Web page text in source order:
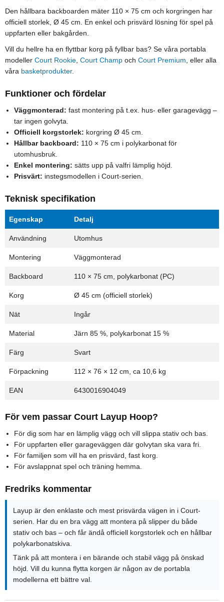
Den hållbara backboarden mäter 110 × 75 cm och korgringen har
officiell storlek, Ø 45 cm. En enkel och prisvärd lösning för spel på
uppfarten eller bakgården.
Vill du hellre ha en flyttbar korg på fyllbar bas? Se våra portabla
modeller Court Rookie, Court Champ och Court Premium, eller alla
våra basketprodukter.
Funktioner och fördelar
Väggmonterad: fast montering på t.ex. hus- eller garagevägg –
tar ingen golvyta.
Officiell korgstorlek: korgring Ø 45 cm.
Hållbar backboard: 110 × 75 cm i polykarbonat för
utomhusbruk.
Enkel montering: sätts upp på valfri lämplig höjd.
Prisvärt: instegsmodellen i Court-serien.
Teknisk specifikation
Egenskap Detalj
Användning Utomhus
Montering Väggmonterad
Backboard 110 × 75 cm, polykarbonat (PC)
Korg Ø 45 cm (officiell storlek)
Nät Ingår
Material Järn 85 %, polykarbonat 15 %
Färg Svart
Förpackning 112 × 76 × 12 cm, ca 10,6 kg
EAN 6430016904049
För vem passar Court Layup Hoop?
För dig som har en lämplig vägg och vill slippa stativ och bas.
För uppfarten eller garageväggen där golvytan ska vara fri.
För familjen som vill ha en prisvärd, fast korg.
För avslappnat spel och träning hemma.
Fredriks kommentar
Layup är den enklaste och mest prisvärda vägen in i Court-
serien. Har du en bra vägg att montera på slipper du både
stativ och bas – och får ändå officiell korgstorlek och en hållbar
polykarbonatskiva.
Tänk på att montera i en bärande och stabil vägg på önskad
höjd. Vill du kunna flytta korgen är någon av de portabla
modellerna ett bättre val.